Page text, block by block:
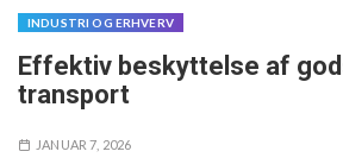
INDUSTRI OG ERHVERV
Effektiv beskyttelse af
transport
JANUAR 7, 2026